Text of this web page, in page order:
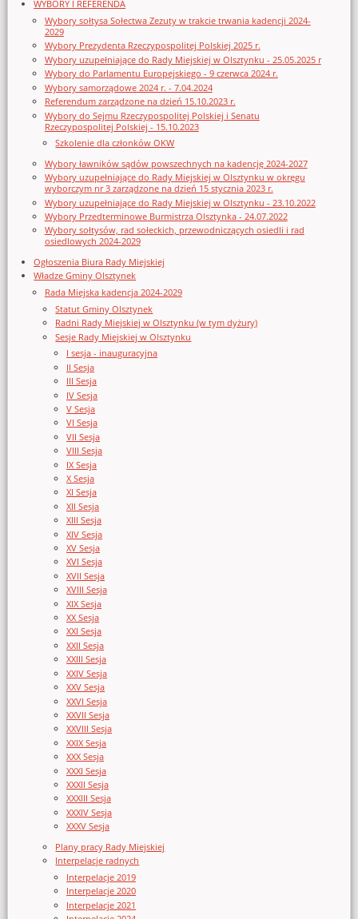
WYBORY I REFERENDA
Wybory sołtysa Sołectwa Zezuty w trakcie trwania kadencji 2024-
2029
Wybory Prezydenta Rzeczypospolitej Polskiej 2025 r.
Wybory uzupełniające do Rady Miejskiej w Olsztynku - 25.05.2025 r
Wybory do Parlamentu Europejskiego - 9 czerwca 2024 r.
Wybory samorządowe 2024 r. - 7.04.2024
Referendum zarządzone na dzień 15.10.2023 r.
Wybory do Sejmu Rzeczypospolitej Polskiej i Senatu
Rzeczypospolitej Polskiej - 15.10.2023
Szkolenie dla członków OKW
Wybory ławników sądów powszechnych na kadencję 2024-2027
Wybory uzupełniające do Rady Miejskiej w Olsztynku w okręgu
wyborczym nr 3 zarządzone na dzień 15 stycznia 2023 r.
Wybory uzupełniające do Rady Miejskiej w Olsztynku - 23.10.2022
Wybory Przedterminowe Burmistrza Olsztynka - 24.07.2022
Wybory sołtysów, rad sołeckich, przewodniczących osiedli i rad
osiedlowych 2024-2029
Ogłoszenia Biura Rady Miejskiej
Władze Gminy Olsztynek
Rada Miejska kadencja 2024-2029
Statut Gminy Olsztynek
Radni Rady Miejskiej w Olsztynku (w tym dyżury)
Sesje Rady Miejskiej w Olsztynku
I sesja - inauguracyjna
II Sesja
III Sesja
IV Sesja
V Sesja
VI Sesja
VII Sesja
VIII Sesja
IX Sesja
X Sesja
XI Sesja
XII Sesja
XIII Sesja
XIV Sesja
XV Sesja
XVI Sesja
XVII Sesja
XVIII Sesja
XIX Sesja
XX Sesja
XXI Sesja
XXII Sesja
XXIII Sesja
XXIV Sesja
XXV Sesja
XXVI Sesja
XXVII Sesja
XXVIII Sesja
XXIX Sesja
XXX Sesja
XXXI Sesja
XXXII Sesja
XXXIII Sesja
XXXIV Sesja
XXXV Sesja
Plany pracy Rady Miejskiej
Interpelacje radnych
Interpelacje 2019
Interpelacje 2020
Interpelacje 2021